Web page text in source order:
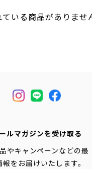
いる商品がありませ
ルマガジンを受け取る
やキャンペーンなどの最
報をお届けいたします。